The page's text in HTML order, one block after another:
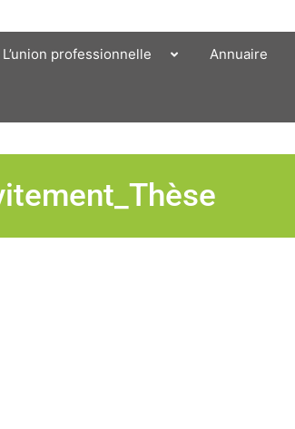
L’union professionnelle Annuaire